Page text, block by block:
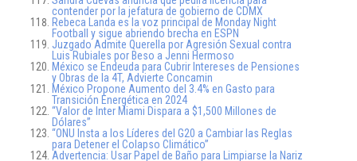
contender por la jefatura de gobierno de CDMX
Rebeca Landa es la voz principal de Monday Night
Football y sigue abriendo brecha en ESPN
Juzgado Admite Querella por Agresión Sexual contra
Luis Rubiales por Beso a Jenni Hermoso
México se Endeuda para Cubrir Intereses de Pensiones
y Obras de la 4T, Advierte Concamin
México Propone Aumento del 3.4% en Gasto para
Transición Energética en 2024
“Valor de Inter Miami Dispara a $1,500 Millones de
Dólares”
“ONU Insta a los Líderes del G20 a Cambiar las Reglas
para Detener el Colapso Climático”
Advertencia: Usar Papel de Baño para Limpiarse la Nariz